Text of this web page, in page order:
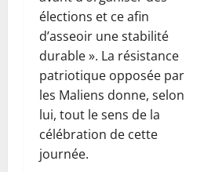
élections et ce afin
d’asseoir une stabilité
durable ». La résistance
patriotique opposée par
les Maliens donne, selon
lui, tout le sens de la
célébration de cette
journée.